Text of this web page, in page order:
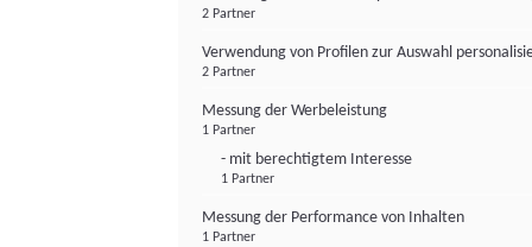
2 Partner
Verwendung von Profilen zur Auswahl
2 Partner
Messung der Werbeleistung
1 Partner
- mit berechtigtem Interesse
1 Partner
Messung der Performance von Inhalten
1 Partner